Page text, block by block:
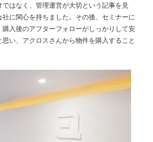
はなく、管理運営が大切という記事を見
に関心を持ちました。その後、セミナーに
入後のアフターフォローがしっかりして安
い、アクロスさんから物件を購入すること